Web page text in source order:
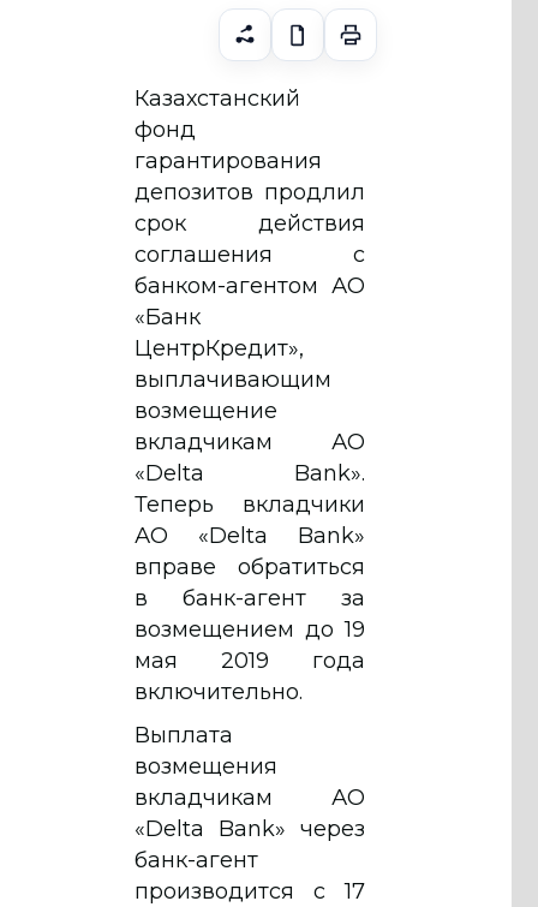
Казахстанский
фонд
гарантирования
депозитов продлил
срок действия
соглашения с
банком-агентом АО
«Банк
ЦентрКредит»,
выплачивающим
возмещение
вкладчикам АО
«Delta Bank».
Теперь вкладчики
АО «Delta Bank»
вправе обратиться
в банк-агент за
возмещением до 19
мая 2019 года
включительно.
Выплата
возмещения
вкладчикам АО
«Delta Bank» через
банк-агент
производится с 17